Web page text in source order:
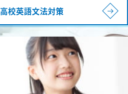
高校英語文法対策